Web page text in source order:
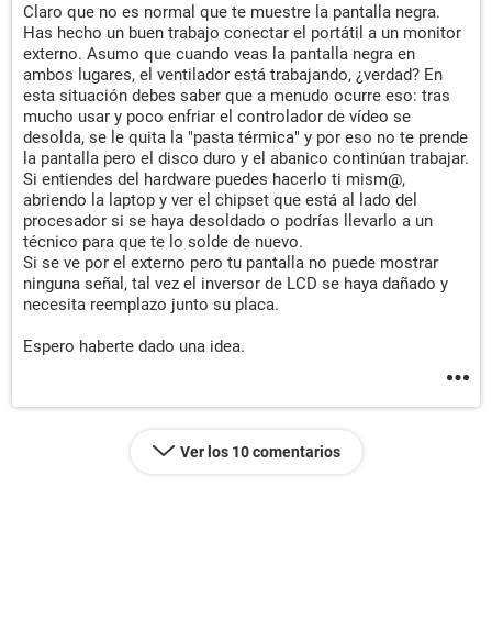
Claro que no es normal que te muestre la pantalla negra.
Has hecho un buen trabajo conectar el portátil a un monitor
externo. Asumo que cuando veas la pantalla negra en
ambos lugares, el ventilador está trabajando, ¿verdad? En
esta situación debes saber que a menudo ocurre eso: tras
mucho usar y poco enfriar el controlador de vídeo se
desolda, se le quita la "pasta térmica" y por eso no te prende
la pantalla pero el disco duro y el abanico continúan trabajar.
Si entiendes del hardware puedes hacerlo ti mism@,
abriendo la laptop y ver el chipset que está al lado del
procesador si se haya desoldado o podrías llevarlo a un
técnico para que te lo solde de nuevo.
Si se ve por el externo pero tu pantalla no puede mostrar
ninguna señal, tal vez el inversor de LCD se haya dañado y
necesita reemplazo junto su placa.
Espero haberte dado una idea.
Ver los 10 comentarios